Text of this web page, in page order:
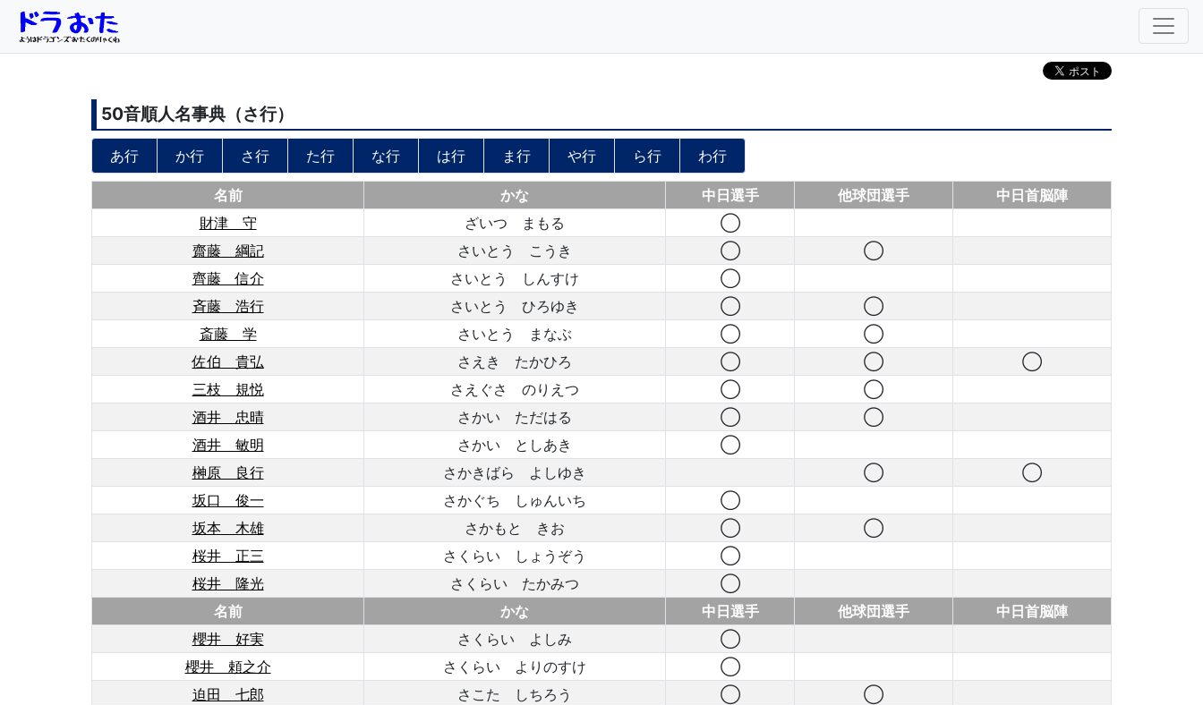
50音順人名事典（さ行）
あ行 か行 さ行 た行 な行 は行 ま行 や行 ら行 わ行
名前 かな 中日選手 他球団選手
中日首脳陣
財津 守
ざいつ まもる
◯
齋藤 綱記
さいとう こうき ◯
◯
齊藤 信介
さいとう しんすけ
◯
斉藤 浩行
さいとう ひろゆき ◯
◯
斎藤 学
さいとう まなぶ ◯
◯
佐伯 貴弘
さえき たかひろ ◯ ◯
◯
三枝 規悦
さえぐさ のりえつ ◯
◯
酒井 忠晴
さかい ただはる ◯
◯
酒井 敏明
さかい としあき
◯
榊原 良行
さかきばら よしゆき ◯
◯
坂口 俊一
さかぐち しゅんいち
◯
坂本 木雄
さかもと きお ◯
◯
桜井 正三
さくらい しょうぞう
◯
桜井 隆光
さくらい たかみつ
◯
名前
かな 中日選手 他球団選手
中日首脳陣
櫻井 好実
さくらい よしみ
◯
櫻井 頼之介
さくらい よりのすけ
◯
迫田 七郎
さこた しちろう ◯
◯